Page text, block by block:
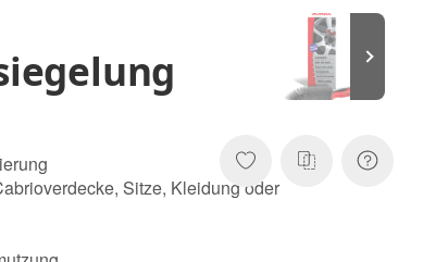
Sitze, Kleidung oder